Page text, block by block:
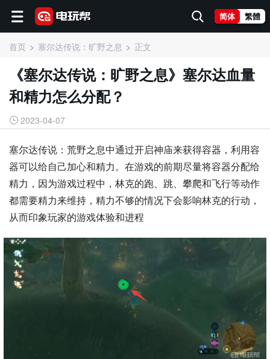
简体 繁體
首页 塞尔达传说：旷野之息 正文
《塞尔达传说：旷野之息》塞尔达血量
和精力怎么分配？
2023-04-07
塞尔达传说：荒野之息中通过开启神庙来获得容器，利用容
器可以给自己加心和精力。在游戏的前期尽量将容器分配给
精力，因为游戏过程中，林克的跑、跳、攀爬和飞行等动作
都需要精力来维持，精力不够的情况下会影响林克的行动，
从而印象玩家的游戏体验和进程